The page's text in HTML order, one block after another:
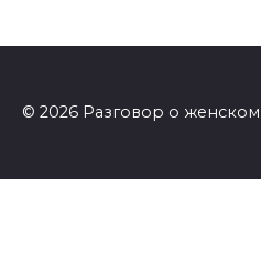
© 2026 Разговор о женском